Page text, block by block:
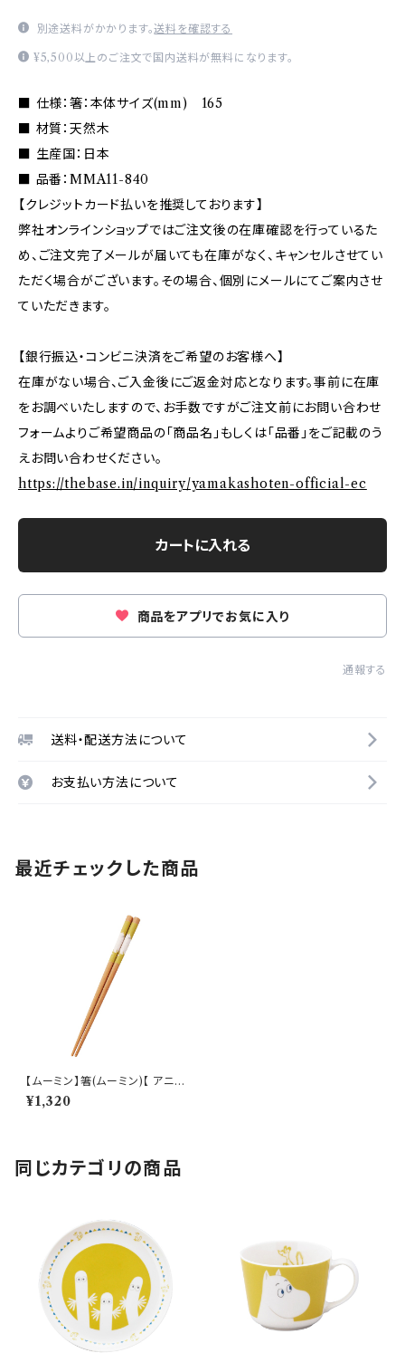
別途送料がかかります。送料を確認する
¥5,500以上のご注文で国内送料が無料になります。
■ 仕様：箸：本体サイズ(mm) 165
■ 材質：天然木
■ 生産国：日本
■ 品番：MMA11-840
【クレジットカード払いを推奨しております】
弊社オンラインショップではご注文後の在庫確認を行っているた
め、ご注文完了メールが届いても在庫がなく、キャンセルさせてい
ただく場合がございます。その場合、個別にメールにてご案内させ
ていただきます。
【銀行振込・コンビニ決済をご希望のお客様へ】
在庫がない場合、ご入金後にご返金対応となります。事前に在庫
をお調べいたしますので、お手数ですがご注文前にお問い合わせ
フォームよりご希望商品の「商品名」もしくは「品番」をご記載のう
えお問い合わせください。
https://thebase.in/inquiry/yamakashoten-official-ec
カートに入れる
商品をアプリでお気に入り
通報する
送料・配送方法について
お支払い方法について
最近チェックした商品
【ムーミン】箸(ムーミン)【 アニメ
ーション】
¥1,320
同じカテゴリの商品